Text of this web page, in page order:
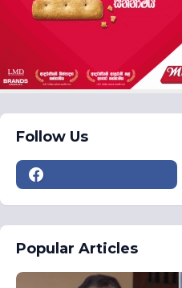
Follow Us
Popular Articles